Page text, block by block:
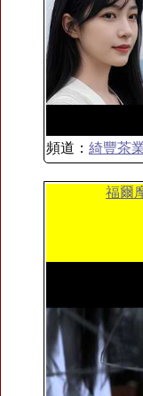
頻道： 綺豐茶
福爾